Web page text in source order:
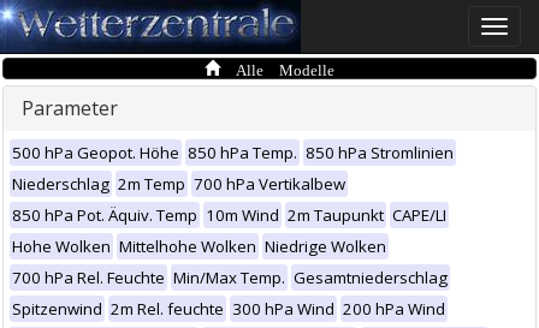
Toggle
Alle Modelle
Parameter
500 hPa Geopot. Höhe 850 hPa Temp. 850 hPa Stromlinien
Niederschlag 2m Temp 700 hPa Vertikalbew
850 hPa Pot. Äquiv. Temp 10m Wind 2m Taupunkt CAPE/LI
Hohe Wolken Mittelhohe Wolken Niedrige Wolken
700 hPa Rel. Feuchte Min/Max Temp. Gesamtniederschlag
Spitzenwind 2m Rel. feuchte 300 hPa Wind 200 hPa Wind